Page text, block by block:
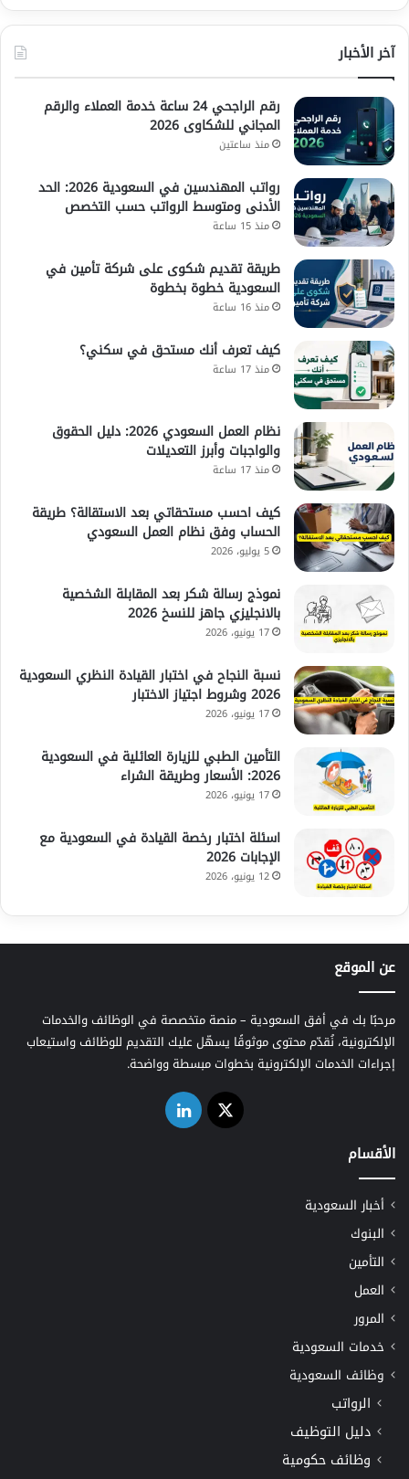
آخر الأخبار
رقم الراجحي 24 ساعة خدمة العملاء والرقم
المجاني للشكاوى 2026
منذ ساعتين
رواتب المهندسين في السعودية 2026: الحد
الأدنى ومتوسط الرواتب حسب التخصص
منذ 15 ساعة
طريقة تقديم شكوى على شركة تأمين في
السعودية خطوة بخطوة
منذ 16 ساعة
كيف تعرف أنك مستحق في سكني؟
منذ 17 ساعة
نظام العمل السعودي 2026: دليل الحقوق
والواجبات وأبرز التعديلات
منذ 17 ساعة
كيف احسب مستحقاتي بعد الاستقالة؟ طريقة
الحساب وفق نظام العمل السعودي
5 يوليو، 2026
نموذج رسالة شكر بعد المقابلة الشخصية
بالانجليزي جاهز للنسخ 2026
17 يونيو، 2026
نسبة النجاح في اختبار القيادة النظري السعودية
2026 وشروط اجتياز الاختبار
17 يونيو، 2026
التأمين الطبي للزيارة العائلية في السعودية
2026: الأسعار وطريقة الشراء
17 يونيو، 2026
اسئلة اختبار رخصة القيادة في السعودية مع
الإجابات 2026
12 يونيو، 2026
عن الموقع
مرحبًا بك في أفق السعودية – منصة متخصصة في الوظائف والخدمات
الإلكترونية، نُقدّم محتوى موثوقًا يسهّل عليك التقديم للوظائف واستيعاب
إجراءات الخدمات الإلكترونية بخطوات مبسطة وواضحة.
‫X لينكدإن
الأقسام
أخبار السعودية
البنوك
التأمين
العمل
المرور
خدمات السعودية
وظائف السعودية
الرواتب
دليل التوظيف
وظائف حكومية